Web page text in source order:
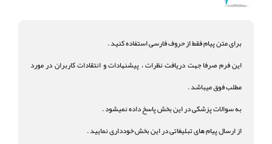
برای متن پیام فقط از حروف فارسی استفاده کنید .
این فرم صرفا جهت دریافت نظرات ، پیشنهادات و انتقادات کاربران در مورد
مطلب فوق میباشد .
به سوالات پزشکی در این بخش پاسخ داده نمیشود .
از ارسال پیام های تبلیغاتی در این بخش خودداری نمایید .